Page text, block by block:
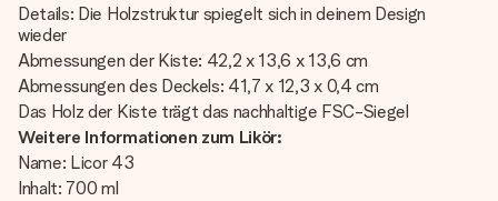
Details: Die Holzstruktur spiegelt sich in deinem Design
wieder
Abmessungen der Kiste: 42,2 x 13,6 x 13,6 cm
Abmessungen des Deckels: 41,7 x 12,3 x 0,4 cm
Das Holz der Kiste trägt das nachhaltige FSC-Siegel
Weitere Informationen zum Likör:
Name: Licor 43
Inhalt: 700 ml